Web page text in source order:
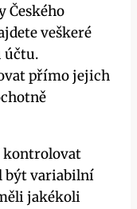
Českého
veškeré
účtu.
přímo jejich
kontrolovat
být variabilní
jakékoli